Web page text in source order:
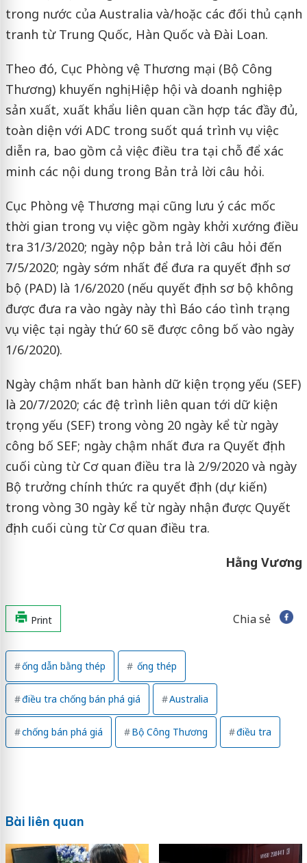
trong nước của Australia và/hoặc các đối thủ cạnh
tranh từ Trung Quốc, Hàn Quốc và Đài Loan.
Theo đó, Cục Phòng vệ Thương mại (Bộ Công
Thương) khuyến nghị Hiệp hội và doanh nghiệp
sản xuất, xuất khẩu liên quan cần hợp tác đầy đủ,
toàn diện với ADC trong suốt quá trình vụ việc
diễn ra, bao gồm cả việc điều tra tại chỗ để xác
minh các nội dung trong Bản trả lời câu hỏi.
Cục Phòng vệ Thương mại cũng lưu ý các mốc
thời gian trong vụ việc gồm ngày khởi xướng điều
tra 31/3/2020; ngày nộp bản trả lời câu hỏi đến
7/5/2020; ngày sớm nhất để đưa ra quyết định sơ
bộ (PAD) là 1/6/2020 (nếu quyết định sơ bộ không
được đưa ra vào ngày này thì Báo cáo tình trạng
vụ việc tại ngày thứ 60 sẽ được công bố vào ngày
1/6/2020).
Ngày chậm nhất ban hành dữ kiện trọng yếu (SEF)
là 20/7/2020; các đệ trình liên quan tới dữ kiện
trọng yếu (SEF) trong vòng 20 ngày kể từ ngày
công bố SEF; ngày chậm nhất đưa ra Quyết định
cuối cùng từ Cơ quan điều tra là 2/9/2020 và ngày
Bộ trưởng chính thức ra quyết định (dự kiến)
trong vòng 30 ngày kể từ ngày nhận được Quyết
định cuối cùng từ Cơ quan điều tra.
Hằng Vương
Print Chia sẻ
ống dẫn bằng thép ống thép
điều tra chống bán phá giá Australia
chống bán phá giá Bộ Công Thương điều tra
Bài liên quan